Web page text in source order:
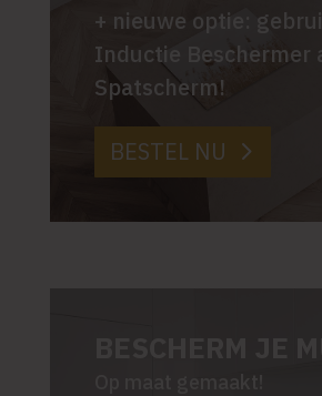
+ nieuwe optie:
Inductie Beschermer
Spatscherm!
BESTEL NU
BESCHERM JE